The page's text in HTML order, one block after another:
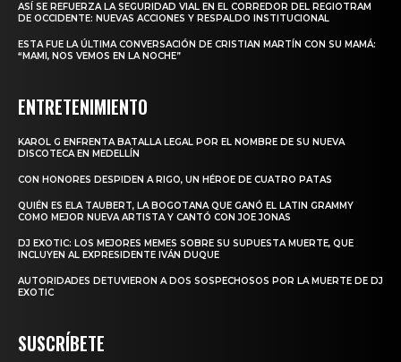
ASÍ SE REFUERZA LA SEGURIDAD VIAL EN EL CORREDOR DEL REGIOTRAM
DE OCCIDENTE: NUEVAS ACCIONES Y RESPALDO INSTITUCIONAL
ESTA FUE LA ÚLTIMA CONVERSACIÓN DE CRISTIAN MARTÍN CON SU MAMÁ:
“MAMI, NOS VEMOS EN LA NOCHE”
ENTRETENIMIENTO
KAROL G ENFRENTA BATALLA LEGAL POR EL NOMBRE DE SU NUEVA
DISCOTECA EN MEDELLÍN
CON HONORES DESPIDEN A RIGO, UN HÉROE DE CUATRO PATAS
QUIÉN ES ELA TAUBERT, LA BOGOTANA QUE GANÓ EL LATIN GRAMMY
COMO MEJOR NUEVA ARTISTA Y CANTÓ CON JOE JONAS
DJ EXOTIC: LOS MEJORES MEMES SOBRE SU SUPUESTA MUERTE, QUE
INCLUYEN AL EXPRESIDENTE IVÁN DUQUE
AUTORIDADES DETUVIERON A DOS SOSPECHOSOS POR LA MUERTE DE DJ
EXOTIC
SUSCRÍBETE